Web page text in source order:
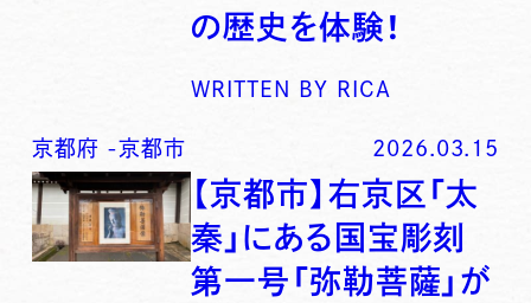
の歴史を体験！
WRITTEN BY RICA
京都府 -京都市 2026.03.15
【京都市】右京区「太
秦」にある国宝彫刻
第一号「弥勒菩薩」が